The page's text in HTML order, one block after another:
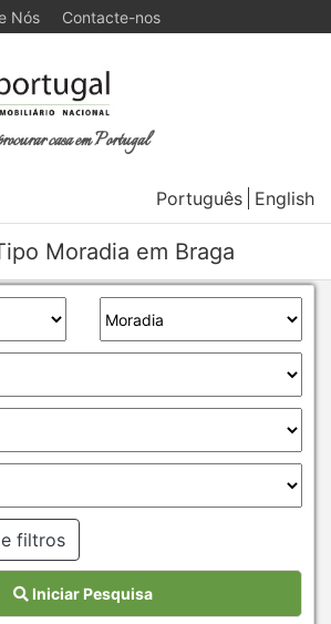
Nós Contacte-nos
casa em Portugal
Português English
Moradia em Braga
filtros
Iniciar Pesquisa